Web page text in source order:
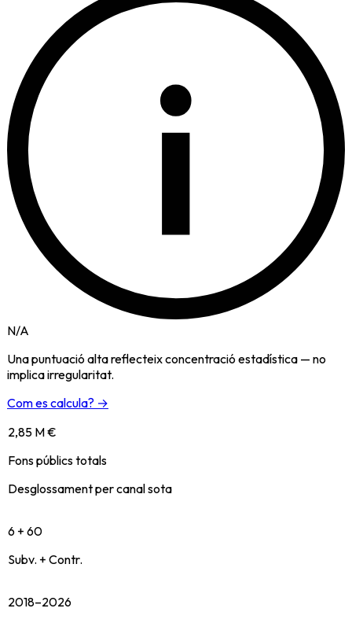
i
N/A
Una puntuació alta reflecteix concentració estadística — no
implica irregularitat.
Com es calcula? →
2,85 M €
Fons públics totals
Desglossament per canal sota
6 + 60
Subv. + Contr.
2018–2026